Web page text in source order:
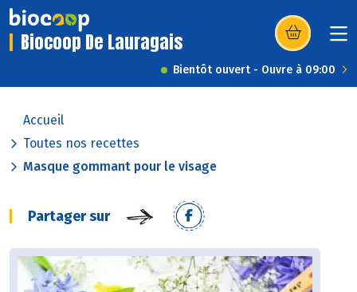
Biocoop De Lauragais (s’ouvre dans
Bientôt ouvert - Ouvre à 09:00
Accueil
Toutes nos recettes
Masque gommant pour le visage
Partager sur